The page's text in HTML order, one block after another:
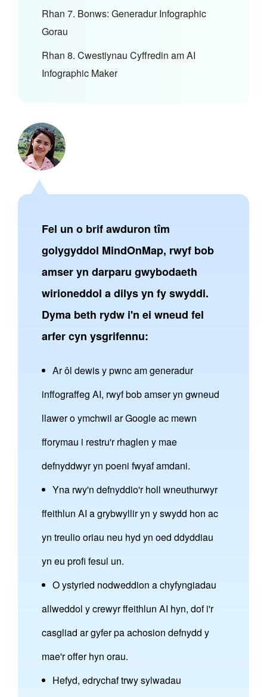
Rhan 7. Bonws: Generadur Infographic
Gorau
Rhan 8. Cwestiynau Cyffredin am AI
Infographic Maker
Fel un o brif awduron tîm
golygyddol MindOnMap, rwyf bob
amser yn darparu gwybodaeth
wirioneddol a dilys yn fy swyddi.
Dyma beth rydw i'n ei wneud fel
arfer cyn ysgrifennu:
Ar ôl dewis y pwnc am generadur
inffograffeg AI, rwyf bob amser yn gwneud
llawer o ymchwil ar Google ac mewn
fforymau i restru'r rhaglen y mae
defnyddwyr yn poeni fwyaf amdani.
Yna rwy'n defnyddio'r holl wneuthurwyr
ffeithlun AI a grybwyllir yn y swydd hon ac
yn treulio oriau neu hyd yn oed ddyddiau
yn eu profi fesul un.
O ystyried nodweddion a chyfyngiadau
allweddol y crewyr ffeithlun AI hyn, dof i'r
casgliad ar gyfer pa achosion defnydd y
mae'r offer hyn orau.
Hefyd, edrychaf trwy sylwadau